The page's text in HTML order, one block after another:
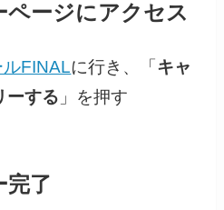
ページにアクセス
FINALに行き、「 キャ
ーする 」を押す
完了